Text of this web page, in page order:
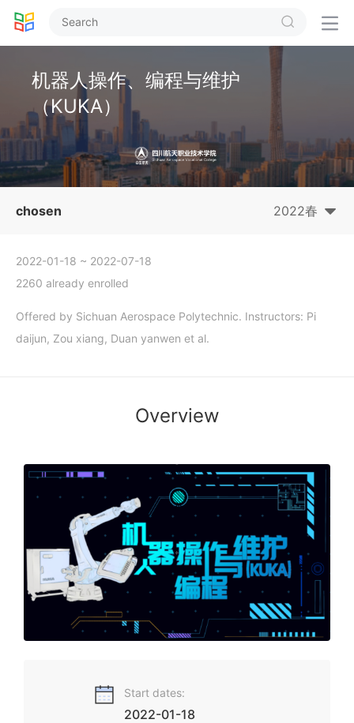
 
机器人操作、编程与维护
（KUKA）
chosen 2022春
2022-01-18 ~ 2022-07-18
2260 already enrolled
Offered by Sichuan Aerospace Polytechnic. Instructors: Pi
daijun, Zou xiang, Duan yanwen et al.
Overview
作为制造业大国，以工业机器人为标志的智能制造在各行业的
应用越来越广泛，让我们一起加入这一充满机遇的领域吧。
Start dates:
2022-01-18